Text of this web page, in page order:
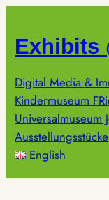
springen
Exhibits
Digital Media &
Kindermuseum
Universalmuseum
Ausstellungsstücke
English